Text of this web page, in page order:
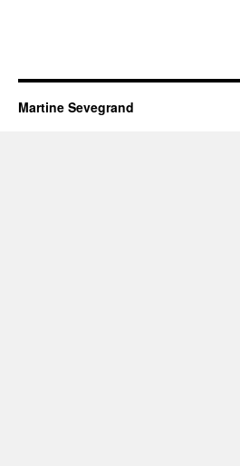
Martine Sevegrand